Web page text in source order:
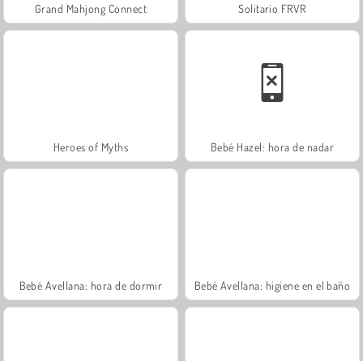
Grand Mahjong Connect Solitario FRVR
Heroes of Myths Bebé Hazel: hora de nadar
Bebé Avellana: hora de dormir Bebé Avellana: higiene en el baño